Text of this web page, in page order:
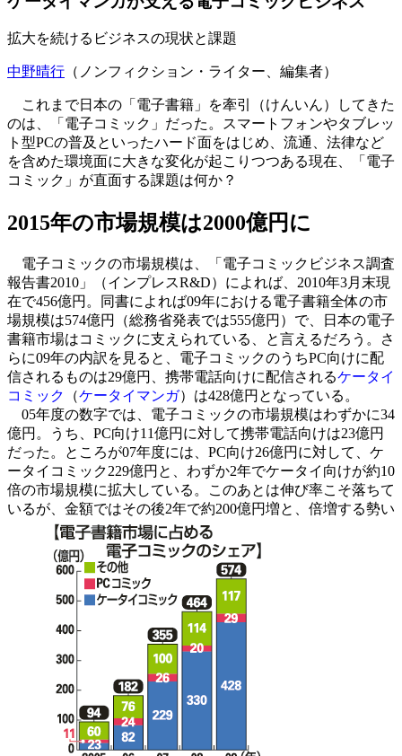
拡大を続けるビジネスの現状と課題
中野晴行 （ノンフィクション・ライター、編集者）
これまで日本の「電子書籍」を牽引（けんいん）してきた
のは、「電子コミック」だった。スマートフォンやタブレッ
ト型PCの普及といったハード面をはじめ、流通、法律など
を含めた環境面に大きな変化が起こりつつある現在、「電子
コミック」が直面する課題は何か？
2015年の市場規模は2000億円に
電子コミックの市場規模は、「電子コミックビジネス調査
報告書2010」（インプレスR&D）によれば、2010年3月末現
在で456億円。同書によれば09年における電子書籍全体の市
場規模は574億円（総務省発表では555億円）で、日本の電子
書籍市場はコミックに支えられている、と言えるだろう。さ
らに09年の内訳を見ると、電子コミックのうちPC向けに配
信されるものは29億円、携帯電話向けに配信されるケータイ
コミック
（ケータイマンガ）は428億円となっている。
05年度の数字では、電子コミックの市場規模はわずかに34
億円。うち、PC向け11億円に対して携帯電話向けは23億円
だった。ところが07年度には、PC向け26億円に対して、ケ
ータイコミック229億円と、わずか2年でケータイ向けが約10
倍の市場規模に拡大している。このあとは伸び率こそ落ちて
いるが、金額ではその後2年で約200億円増と、倍増する勢い